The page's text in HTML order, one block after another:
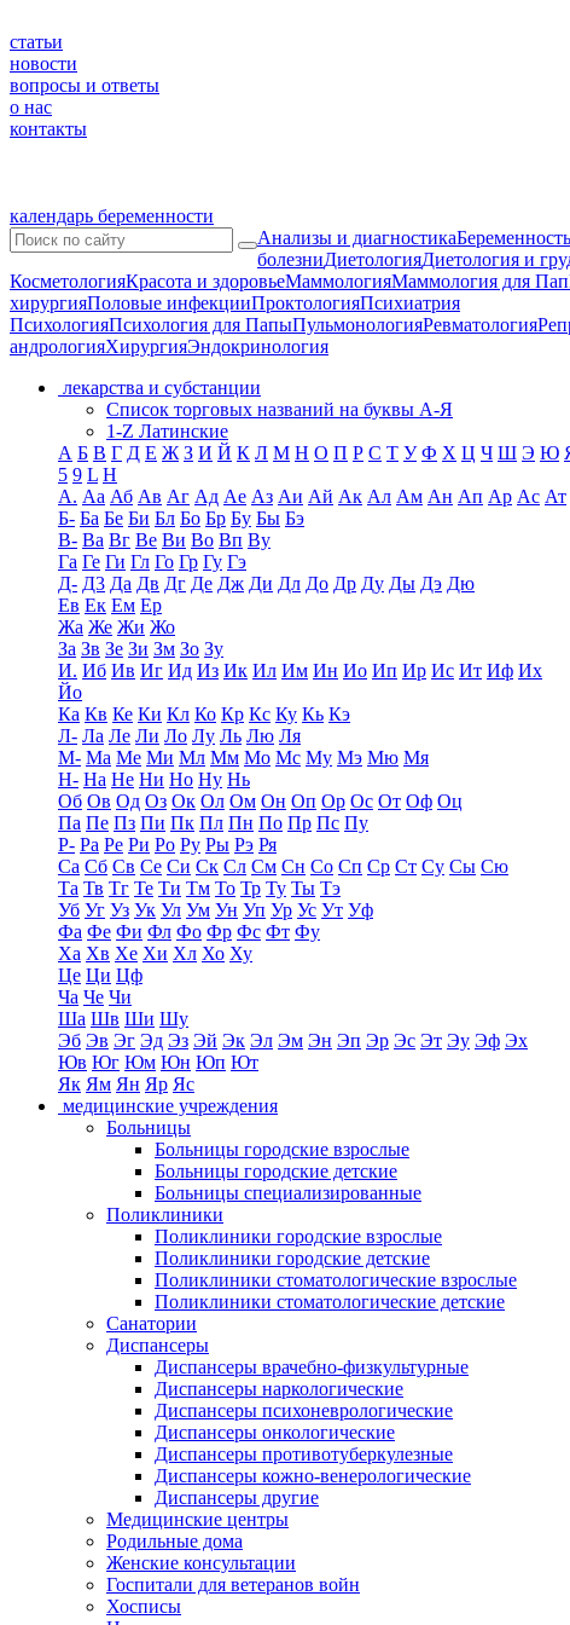
статьи
новости
вопросы и ответы
о нас
контакты
календарь беременности
Анализы и диагностика
болезниДиетологияДиетология и
КосметологияКрасота и здоровьеМаммологияМаммология для Пап
хирургияПоловые инфекцииПроктологияПсихиатрия
ПсихологияПсихология для ПапыПульмонологияРевматология
андрологияХирургияЭндокринология
лекарства и субстанции
Список торговых названий на буквы А-Я
1-Z Латинские
А Б В Г Д Е Ж З И Й К Л М Н О П Р С Т У Ф Х Ц Ч Ш Э Ю
5 9 L H
А. Аа Аб Ав Аг Ад Ае Аз Аи Ай Ак Ал Ам Ан Ап Ар Ас Ат
Б- Ба Бе Би Бл Бо Бр Бу Бы Бэ
В- Ва Вг Ве Ви Во Вп Ву
Га Ге Ги Гл Го Гр Гу Гэ
Д- Д3 Да Дв Дг Де Дж Ди Дл До Др Ду Ды Дэ Дю
Ев Ек Ем Ер
Жа Же Жи Жо
За Зв Зе Зи Зм Зо Зу
И. Иб Ив Иг Ид Из Ик Ил Им Ин Ио Ип Ир Ис Ит Иф Их
Йо
Ка Кв Ке Ки Кл Ко Кр Кс Ку Кь Кэ
Л- Ла Ле Ли Ло Лу Ль Лю Ля
М- Ма Ме Ми Мл Мм Мо Мс Му Мэ Мю Мя
Н- На Не Ни Но Ну Нь
Об Ов Од Оз Ок Ол Ом Он Оп Ор Ос От Оф Оц
Па Пе Пз Пи Пк Пл Пн По Пр Пс Пу
Р- Ра Ре Ри Ро Ру Ры Рэ Ря
Са Сб Св Се Си Ск Сл См Сн Со Сп Ср Ст Су Сы Сю
Та Тв Тг Те Ти Тм То Тр Ту Ты Тэ
Уб Уг Уз Ук Ул Ум Ун Уп Ур Ус Ут Уф
Фа Фе Фи Фл Фо Фр Фс Фт Фу
Ха Хв Хе Хи Хл Хо Ху
Це Ци Цф
Ча Че Чи
Ша Шв Ши Шу
Эб Эв Эг Эд Эз Эй Эк Эл Эм Эн Эп Эр Эс Эт Эу Эф Эх
Юв Юг Юм Юн Юп Ют
Як Ям Ян Яр Яс
медицинские учреждения
Больницы
Больницы городские взрослые
Больницы городские детские
Больницы специализированные
Поликлиники
Поликлиники городские взрослые
Поликлиники городские детские
Поликлиники стоматологические взрослые
Поликлиники стоматологические детские
Санатории
Диспансеры
Диспансеры врачебно-физкультурные
Диспансеры наркологические
Диспансеры психоневрологические
Диспансеры онкологические
Диспансеры противотуберкулезные
Диспансеры кожно-венерологические
Диспансеры другие
Медицинские центры
Родильные дома
Женские консультации
Госпитали для ветеранов войн
Хосписы